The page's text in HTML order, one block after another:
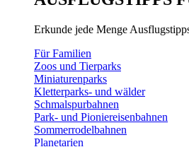
Erkunde jede Menge
Für Familien
Zoos und Tierparks
Miniaturenparks
Kletterparks- und wälder
Schmalspurbahnen
Park- und Pioniereisenbahnen
Sommerrodelbahnen
Planetarien